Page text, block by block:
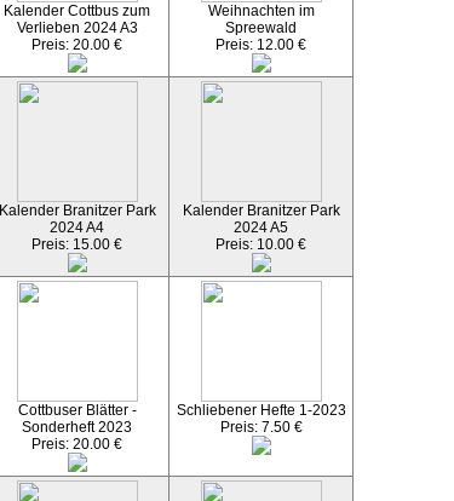
Kalender Cottbus zum
Verlieben 2024 A3
Preis: 20.00 €
Weihnachten im
Spreewald
Preis: 12.00 €
Kalender Branitzer Park
2024 A4
Preis: 15.00 €
Kalender Branitzer Park
2024 A5
Preis: 10.00 €
Cottbuser Blätter -
Sonderheft 2023
Preis: 20.00 €
Schliebener Hefte 1-2023
Preis: 7.50 €